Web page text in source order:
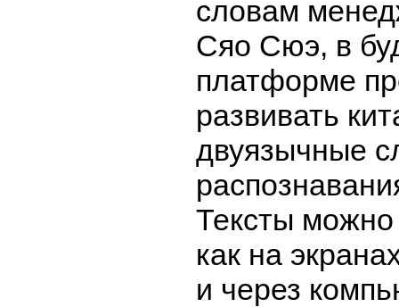
словам
Сяо Сюэ, в
платформе
развивать
двуязычные
Тексты можно
как на
и через